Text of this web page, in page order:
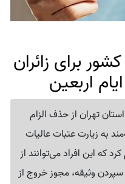
برای زائران
اربعین
تهران از حذف الزام
به زیارت عتبات عالیات
که این افراد می‌توانند از
بدون نیاز به سپردن وثیقه، مجوز خروج از